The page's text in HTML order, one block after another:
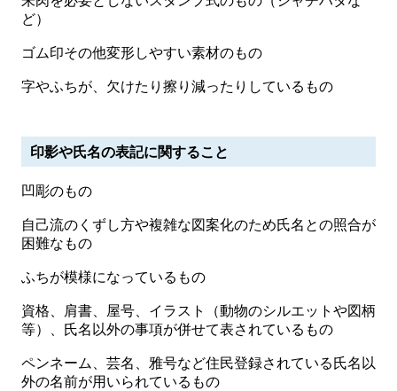
ど）
ゴム印その他変形しやすい素材のもの
字やふちが、欠けたり擦り減ったりしているもの
印影や氏名の表記に関すること
凹彫のもの
自己流のくずし方や複雑な図案化のため氏名との照合が
困難なもの
ふちが模様になっているもの
資格、肩書、屋号、イラスト（動物のシルエットや図柄
等）、氏名以外の事項が併せて表されているもの
ペンネーム、芸名、雅号など住民登録されている氏名以
外の名前が用いられているもの